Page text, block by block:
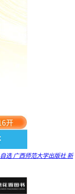
选 广西师范大学出版社 新